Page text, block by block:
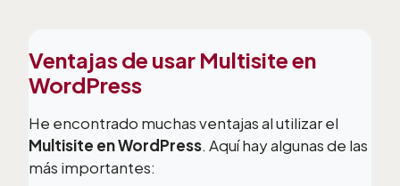
Ventajas de usar Multisite en
WordPress
He encontrado muchas ventajas al utilizar el
Multisite en WordPress. Aquí hay algunas de las
más importantes: